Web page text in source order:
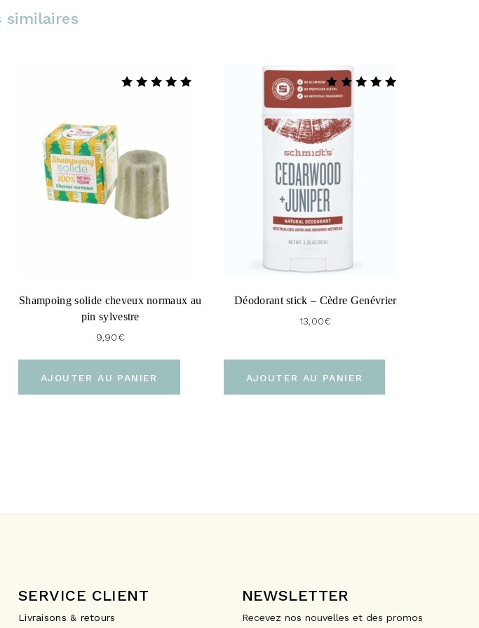
similaires
Shampoing solide cheveux normaux au
pin sylvestre
9,90€
AJOUTER AU PANIER
Note
5.00
sur 5
Déodorant stick – Cèdre Genévrier
13,00€
AJOUTER AU PANIER
SERVICE CLIENT
Livraisons & retours
NEWSLETTER
Recevez nos nouvelles et des promos